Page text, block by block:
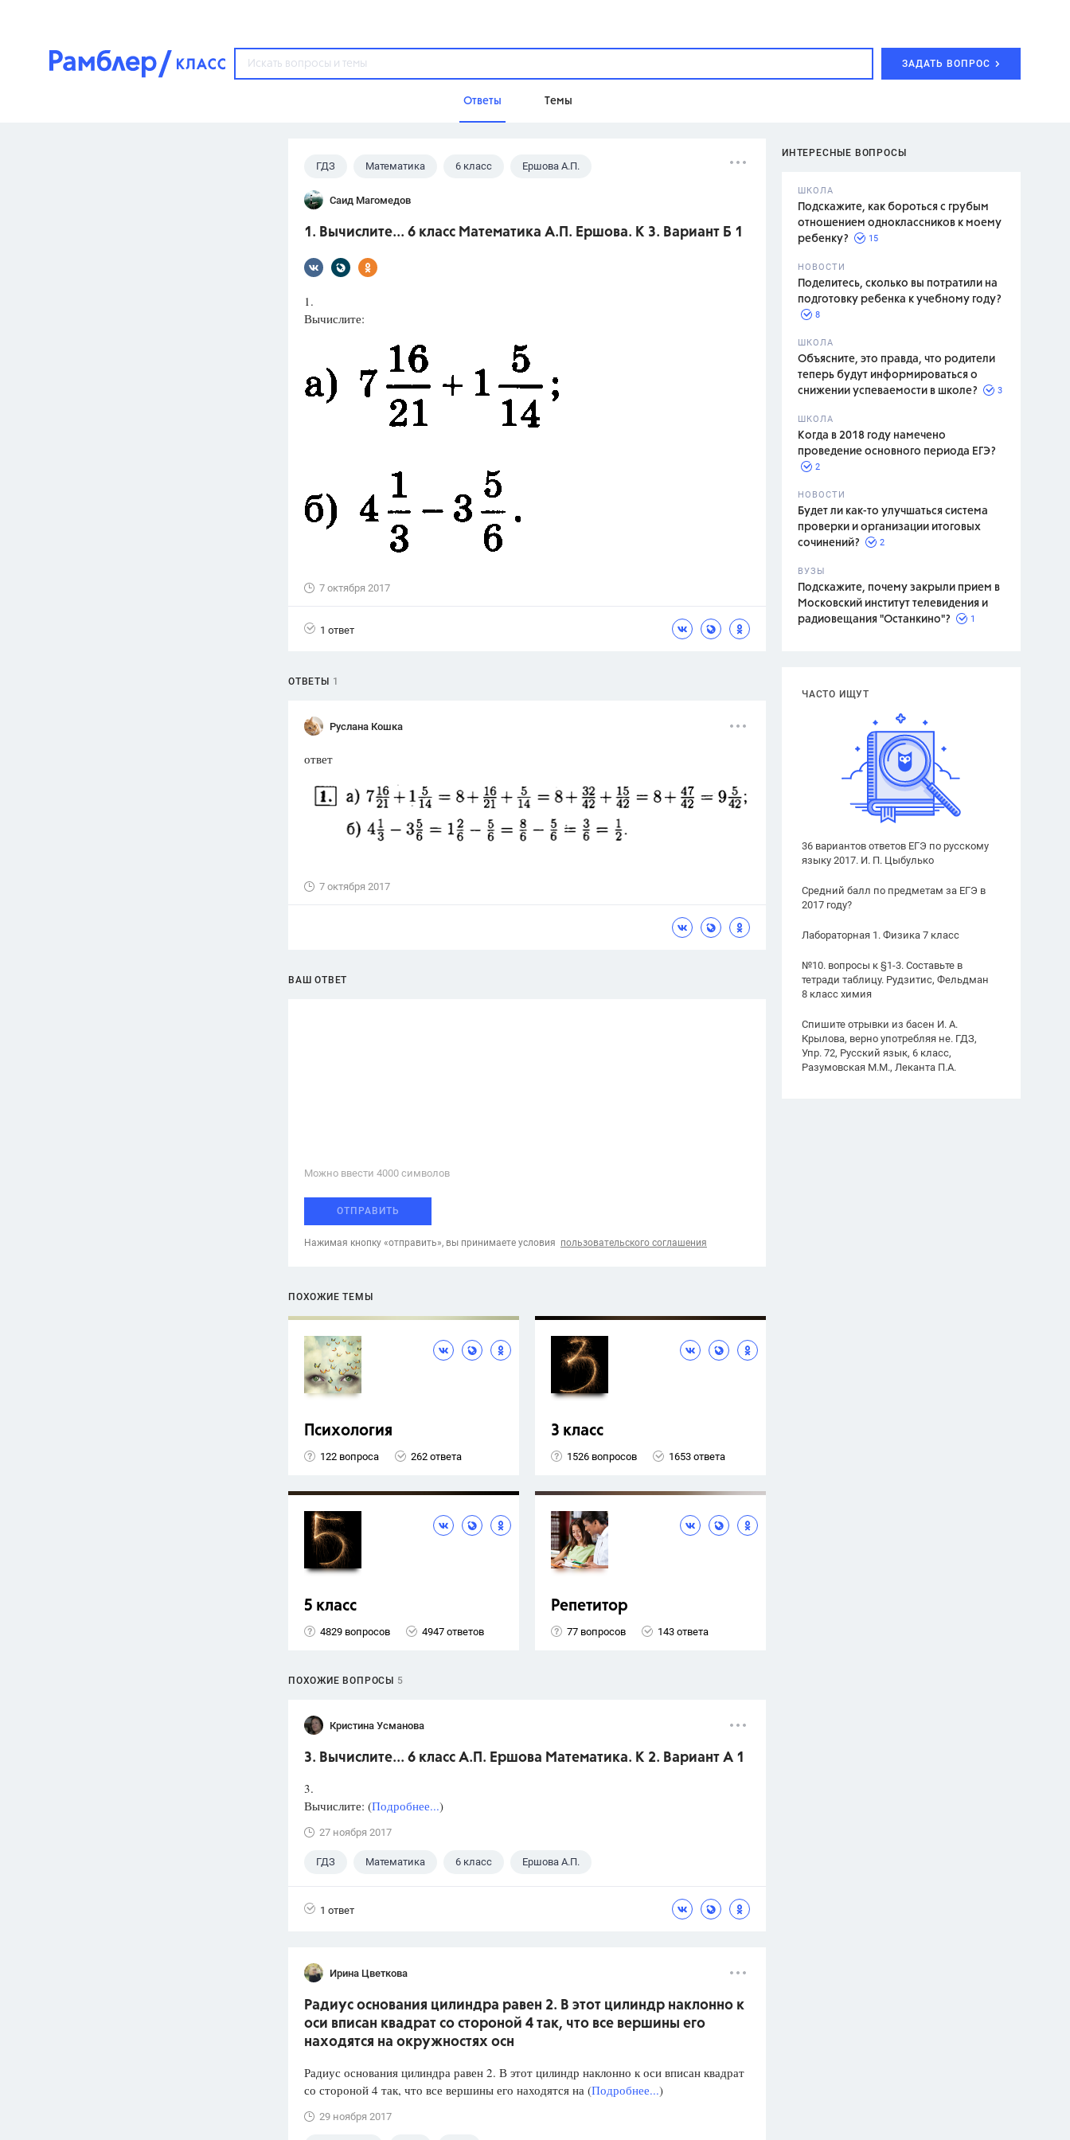
ЗАДАТЬ ВОПРОС
Ответы Темы
Популярные темы
ГДЗ
3273 ответа
3460 ответов
Вузы
1752 ответа
ГИА
ответов
Домашнее задание
Отношения,
ИНТЕРЕСНЫЕ ВОПРОСЫ
ШКОЛА
Подскажите, как бороться с грубым
отношением одноклассников к моему
ребенку?
15
НОВОСТИ
Поделитесь, сколько вы потратили на
подготовку ребенка к учебному году?
8
ШКОЛА
Объясните, это правда, что родители
теперь будут информироваться о
снижении успеваемости в школе?
3
ШКОЛА
Когда в 2018 году намечено
проведение основного периода ЕГЭ?
2
НОВОСТИ
Будет ли как-то улучшаться система
проверки и организации итоговых
сочинений?
2
ВУЗЫ
Подскажите, почему закрыли прием в
Московский институт телевидения и
радиовещания "Останкино"?
1
ЧАСТО ИЩУТ
36 вариантов ответов ЕГЭ по русскому
языку 2017. И. П. Цыбулько
Средний балл по предметам за ЕГЭ в
2017 году?
Лабораторная 1. Физика 7 класс
№10. вопросы к §1-3. Составьте в
тетради таблицу. Рудзитис, Фельдман
8 класс химия
Спишите отрывки из басен И. А.
Крылова, верно употребляя не. ГДЗ,
Упр. 72, Русский язык, 6 класс,
Разумовская М.М., Леканта П.А.
ГДЗ Математика 6 класс Ершова А.П.
Саид Магомедов
1. Вычислите... 6 класс Математика А.П. Ершова. К 3. Вариант Б 1
1.
Вычислите:
7 октября 2017
1 ответ
ОТВЕТЫ 1
Руслана Кошка
ответ
7 октября 2017
ВАШ ОТВЕТ
Можно ввести 4000 cимволов
ОТПРАВИТЬ
Нажимая кнопку «отправить», вы принимаете условия пользовательского соглашения
ПОХОЖИЕ ТЕМЫ
Психология
122 вопроса 262 ответа
3 класс
1526 вопросов 1653 ответа
5 класс
4829 вопросов 4947 ответов
Репетитор
77 вопросов 143 ответа
ПОХОЖИЕ ВОПРОСЫ 5
Кристина Усманова
3. Вычислите... 6 класс А.П. Ершова Математика. К 2. Вариант А 1
3.
Вычислите: (Подробнее...)
27 ноября 2017
ГДЗ Математика 6 класс Ершова А.П.
1 ответ
Ирина Цветкова
Радиус основания цилиндра равен 2. В этот цилиндр наклонно к
оси вписан квадрат со стороной 4 так, что все вершины его
находятся на окружностях осн
Радиус основания цилиндра равен 2. В этот цилиндр наклонно к оси вписан квадрат
со стороной 4 так, что все вершины его находятся на (Подробнее...)
29 ноября 2017